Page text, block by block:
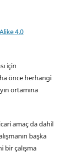
4.0
için
önce herhangi
ortamına
amaç da dahil
başka
bir çalışma